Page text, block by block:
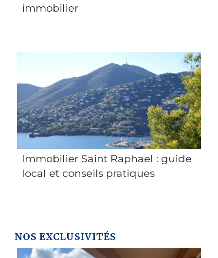
immobilier
Immobilier Saint Raphael : guide
local et conseils pratiques
NOS EXCLUSIVITÉS